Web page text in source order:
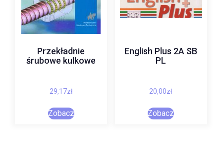
Przekładnie
śrubowe kulkowe
29,17zł
Zobacz
English Plus 2A SB
PL
20,00zł
Zobacz